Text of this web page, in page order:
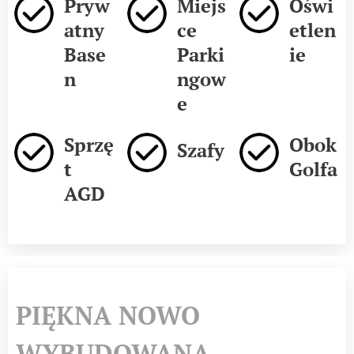
Pryw
atny
Base
n
Miejs
ce
Parki
ngow
e
Oświ
etlen
ie
Sprzę
t
AGD
Szafy
Obok
Golfa
PIĘKNA NOWO